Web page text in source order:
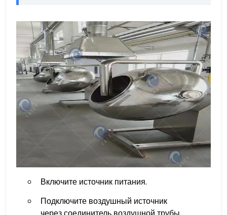
Включите источник питания.
Подключите воздушный источник